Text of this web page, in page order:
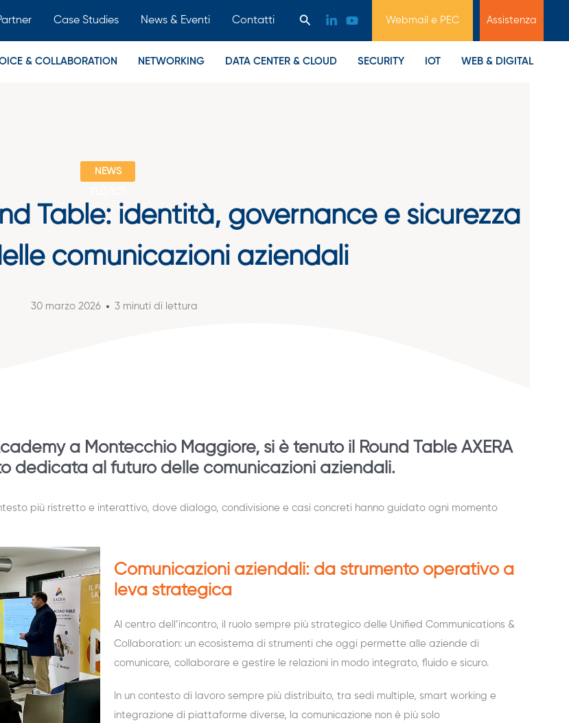
Case Studies News & Eventi Contatti Cerca Webmail e PEC Assistenza
& COLLABORATION NETWORKING DATA CENTER & CLOUD SECURITY IOT WEB & DIGITAL
NEWS
Table: identità, governance e sicurezza
comunicazioni aziendali
30 marzo 2026 3 minuti di lettura
a Montecchio Maggiore, si è tenuto il Round Table AXERA
dedicata al futuro delle comunicazioni aziendali.
più ristretto e interattivo, dove dialogo, condivisione e casi concreti hanno guidato ogni momento
Comunicazioni aziendali: da strumento operativo a
leva strategica
Al centro dell’incontro, il ruolo sempre più strategico delle Unified Communications &
Collaboration: un ecosistema di strumenti che oggi permette alle aziende di
comunicare, collaborare e gestire le relazioni in modo integrato, fluido e sicuro.
In un contesto di lavoro sempre più distribuito, tra sedi multiple, smart working e
integrazione di piattaforme diverse, la comunicazione non è più solo